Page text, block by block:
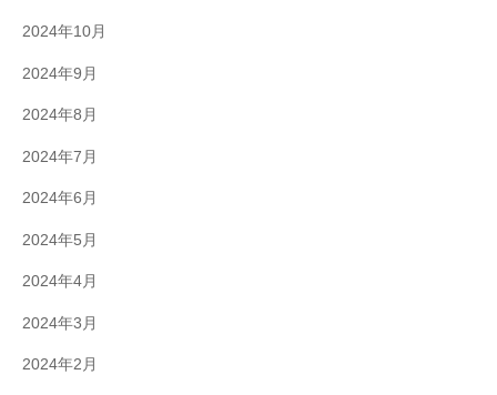
2024年10月
2024年9月
2024年8月
2024年7月
2024年6月
2024年5月
2024年4月
2024年3月
2024年2月